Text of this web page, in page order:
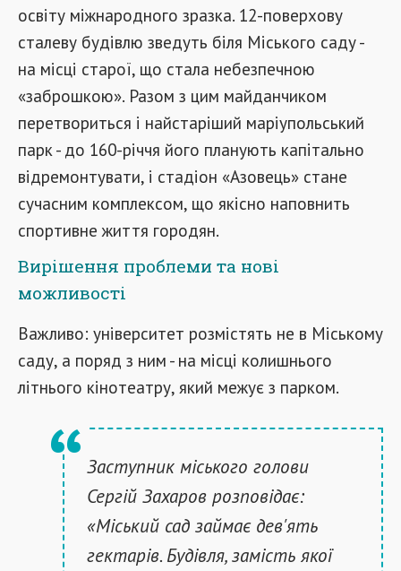
освіту міжнародного зразка. 12-поверхову
сталеву будівлю зведуть біля Міського саду -
на місці старої, що стала небезпечною
«заброшкою». Разом з цим майданчиком
перетвориться і найстаріший маріупольський
парк - до 160-річчя його планують капітально
відремонтувати, і стадіон «Азовець» стане
сучасним комплексом, що якісно наповнить
спортивне життя городян.
Вирішення проблеми та нові
можливості
Важливо: університет розмістять не в Міському
саду, а поряд з ним - на місці колишнього
літнього кінотеатру, який межує з парком.
Заступник міського голови
Сергій Захаров розповідає:
«Міський сад займає дев'ять
гектарів. Будівля, замість якої